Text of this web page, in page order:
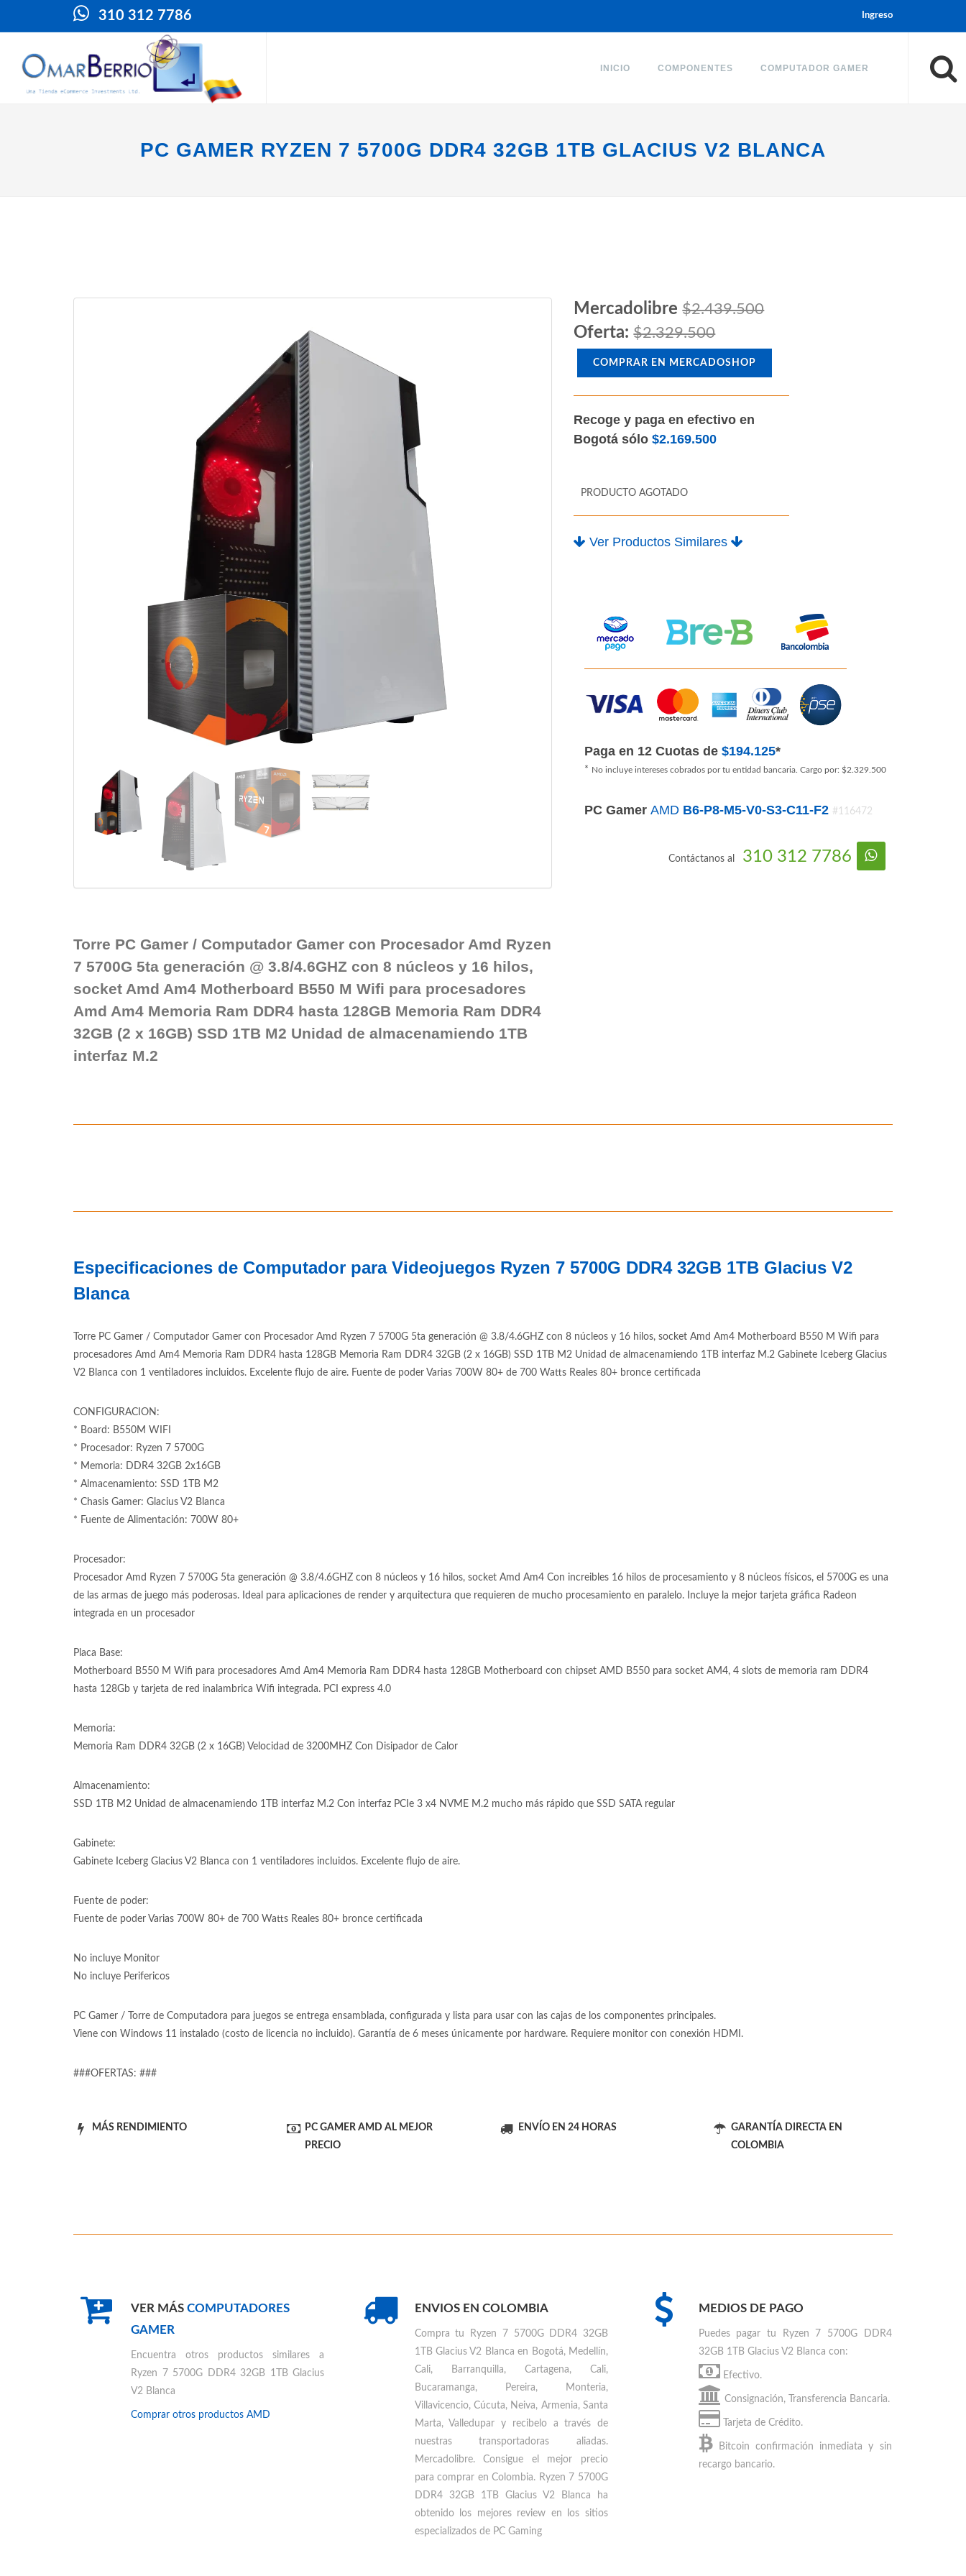
310 312 7786 Ingreso
INICIO COMPONENTES COMPUTADOR GAMER
PC GAMER RYZEN 7 5700G DDR4 32GB 1TB GLACIUS V2 BLANCA
Torre PC Gamer / Computador Gamer con Procesador Amd Ryzen
7 5700G 5ta generación @ 3.8/4.6GHZ con 8 núcleos y 16 hilos,
socket Amd Am4 Motherboard B550 M Wifi para procesadores
Amd Am4 Memoria Ram DDR4 hasta 128GB Memoria Ram DDR4
32GB (2 x 16GB) SSD 1TB M2 Unidad de almacenamiendo 1TB
interfaz M.2
Mercadolibre$2.439.500
Oferta:$2.329.500
COMPRAR EN MERCADOSHOP
Recoge y paga en efectivo en
Bogotá sólo$2.169.500
PRODUCTO AGOTADO
Ver Productos Similares
Paga en 12 Cuotas de$194.125*
* No incluye intereses cobrados por tu entidad bancaria. Cargo por: $2.329.500
PC GamerAMD B6-P8-M5-V0-S3-C11-F2 #116472
Contáctanos al 310 312 7786
Especificaciones de Computador para Videojuegos Ryzen 7 5700G DDR4 32GB 1TB Glacius V2
Blanca
Torre PC Gamer / Computador Gamer con Procesador Amd Ryzen 7 5700G 5ta generación @ 3.8/4.6GHZ con 8 núcleos y 16 hilos, socket Amd Am4 Motherboard B550 M Wifi para
procesadores Amd Am4 Memoria Ram DDR4 hasta 128GB Memoria Ram DDR4 32GB (2 x 16GB) SSD 1TB M2 Unidad de almacenamiendo 1TB interfaz M.2 Gabinete Iceberg Glacius
V2 Blanca con 1 ventiladores incluidos. Excelente flujo de aire. Fuente de poder Varias 700W 80+ de 700 Watts Reales 80+ bronce certificada
CONFIGURACION:
* Board: B550M WIFI
* Procesador: Ryzen 7 5700G
* Memoria: DDR4 32GB 2x16GB
* Almacenamiento: SSD 1TB M2
* Chasis Gamer: Glacius V2 Blanca
* Fuente de Alimentación: 700W 80+
Procesador:
Procesador Amd Ryzen 7 5700G 5ta generación @ 3.8/4.6GHZ con 8 núcleos y 16 hilos, socket Amd Am4 Con increibles 16 hilos de procesamiento y 8 núcleos físicos, el 5700G es una
de las armas de juego más poderosas. Ideal para aplicaciones de render y arquitectura que requieren de mucho procesamiento en paralelo. Incluye la mejor tarjeta gráfica Radeon
integrada en un procesador
Placa Base:
Motherboard B550 M Wifi para procesadores Amd Am4 Memoria Ram DDR4 hasta 128GB Motherboard con chipset AMD B550 para socket AM4, 4 slots de memoria ram DDR4
hasta 128Gb y tarjeta de red inalambrica Wifi integrada. PCI express 4.0
Memoria:
Memoria Ram DDR4 32GB (2 x 16GB) Velocidad de 3200MHZ Con Disipador de Calor
Almacenamiento:
SSD 1TB M2 Unidad de almacenamiendo 1TB interfaz M.2 Con interfaz PCIe 3 x4 NVME M.2 mucho más rápido que SSD SATA regular
Gabinete:
Gabinete Iceberg Glacius V2 Blanca con 1 ventiladores incluidos. Excelente flujo de aire.
Fuente de poder:
Fuente de poder Varias 700W 80+ de 700 Watts Reales 80+ bronce certificada
No incluye Monitor
No incluye Perifericos
PC Gamer / Torre de Computadora para juegos se entrega ensamblada, configurada y lista para usar con las cajas de los componentes principales.
Viene con Windows 11 instalado (costo de licencia no incluido). Garantía de 6 meses únicamente por hardware. Requiere monitor con conexión HDMI.
###OFERTAS: ###
MÁS RENDIMIENTO
PC GAMER AMD AL MEJOR
PRECIO
ENVÍO EN 24 HORAS
GARANTÍA DIRECTA EN
COLOMBIA
VER MÁS COMPUTADORES
GAMER
Encuentra otros productos similares a
Ryzen 7 5700G DDR4 32GB 1TB Glacius
V2 Blanca
Comprar otros productos AMD
ENVIOS EN COLOMBIA
Compra tu
Ryzen 7 5700G DDR4 32GB
1TB Glacius V2 Blanca en Bogotá, Medellín,
Cali, Barranquilla, Cartagena, Cali,
Bucaramanga, Pereira, Monteria,
Villavicencio, Cúcuta, Neiva, Armenia, Santa
Marta, Valledupar y recibelo a través de
nuestras transportadoras aliadas.
Mercadolibre. Consigue el mejor precio
paracomprar en Colombia. Ryzen 7 5700G
DDR4 32GB 1TB Glacius V2 Blanca ha
obtenido los mejores review en los sitios
especializados de PC Gaming
MEDIOS DE PAGO
Puedes pagar tu Ryzen 7 5700G DDR4
32GB 1TB Glacius V2 Blanca con:
Efectivo.
Consignación, Transferencia Bancaria.
Tarjeta de Crédito.
Bitcoin confirmación inmediata y sin
recargo bancario.